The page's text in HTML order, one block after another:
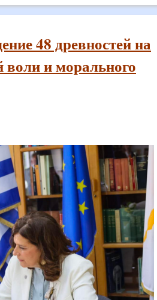
48 древностей на
и морального